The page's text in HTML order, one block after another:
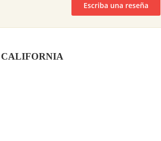
Escriba una reseña
CALIFORNIA